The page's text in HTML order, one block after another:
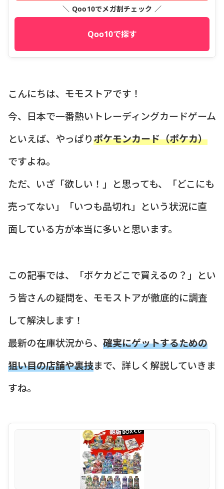
＼ Qoo10でメガ割チェック ／
Qoo10で探す
こんにちは、モモストアです！
今、日本で一番熱いトレーディングカードゲーム
といえば、やっぱりポケモンカード（ポケカ）
ですよね。
ただ、いざ「欲しい！」と思っても、「どこにも
売ってない」「いつも品切れ」という状況に直
面している方が本当に多いと思います。
この記事では、「ポケカどこで買えるの？」とい
う皆さんの疑問を、モモストアが徹底的に調査
して解決します！
最新の在庫状況から、 確実にゲットするための
狙い目の店舗や裏技まで、詳しく解説していきま
すね。